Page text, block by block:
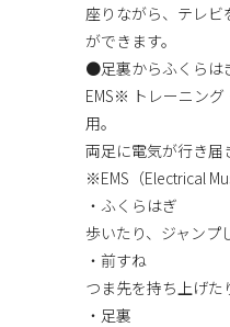
座りながら、テレ
ができます。
●足裏からふくらは
EMS※ トレーニング
用。
両足に電気が行き届
※EMS（Electrical
・ふくらはぎ
歩いたり、ジャンプ
・前すね
つま先を持ち上げた
・足裏